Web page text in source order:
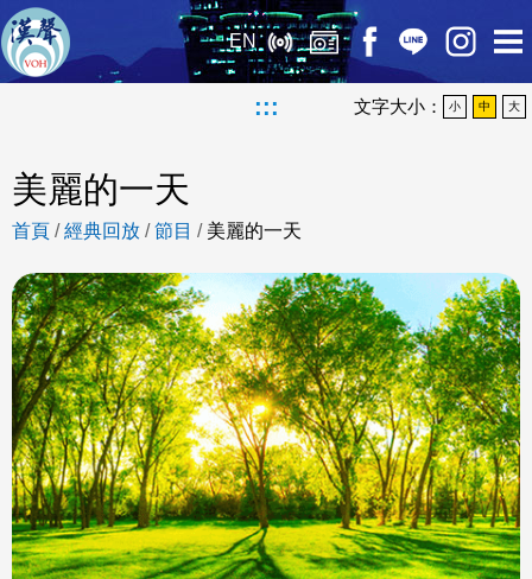
EN
::: 文字大小： 小 中 大
美麗的一天
首頁 /經典回放 /節目 / 美麗的一天